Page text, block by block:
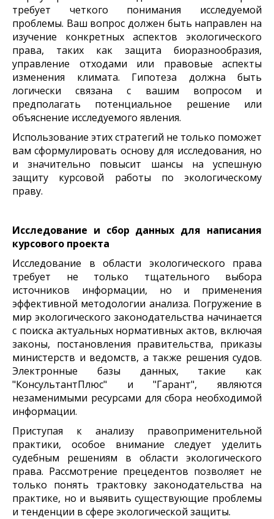
требует четкого понимания исследуемой
проблемы. Ваш вопрос должен быть направлен на
изучение конкретных аспектов экологического
права, таких как защита биоразнообразия,
управление отходами или правовые аспекты
изменения климата. Гипотеза должна быть
логически связана с вашим вопросом и
предполагать потенциальное решение или
объяснение исследуемого явления.
Использование этих стратегий не только поможет
вам сформулировать основу для исследования, но
и значительно повысит шансы на успешную
защиту курсовой работы по экологическому
праву.
Исследование и сбор данных для написания
курсового проекта
Исследование в области экологического права
требует не только тщательного выбора
источников информации, но и применения
эффективной методологии анализа. Погружение в
мир экологического законодательства начинается
с поиска актуальных нормативных актов, включая
законы, постановления правительства, приказы
министерств и ведомств, а также решения судов.
Электронные базы данных, такие как
"КонсультантПлюс" и "Гарант", являются
незаменимыми ресурсами для сбора необходимой
информации.
Приступая к анализу правоприменительной
практики, особое внимание следует уделить
судебным решениям в области экологического
права. Рассмотрение прецедентов позволяет не
только понять трактовку законодательства на
практике, но и выявить существующие проблемы
и тенденции в сфере экологической защиты.